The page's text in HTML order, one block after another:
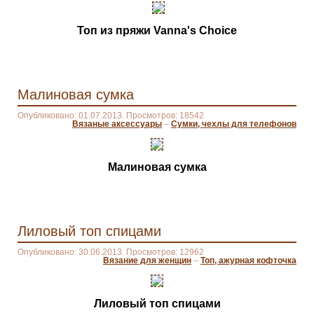
Топ из пряжи Vanna's Choice
Малиновая сумка
Опубликовано: 01.07.2013. Просмотров: 18542
Вязаные аксессуары – Сумки, чехлы для телефонов
Малиновая сумка
Лиловый топ спицами
Опубликовано: 30.06.2013. Просмотров: 12962
Вязание для женщин – Топ, ажурная кофточка
Лиловый топ спицами